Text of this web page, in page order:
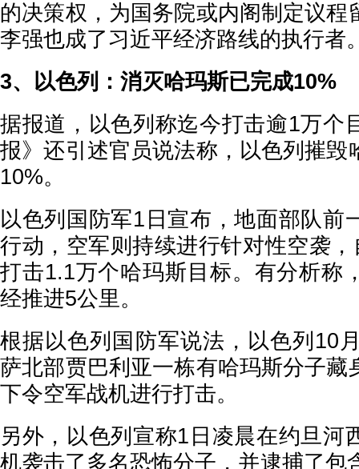
的决策权，为国务院或内阁制定议程
李强也成了习近平经济路线的执行者
3、以色列：消灭哈玛斯已完成10%
据报道，以色列称迄今打击逾1万个
报》还引述官员说法称，以色列摧毁
10%。
以色列国防军1日宣布，地面部队前
行动，空军则持续进行针对性空袭
打击1.1万个哈玛斯目标。有分析称
经推进5公里。
根据以色列国防军说法，以色列10
萨北部贾巴利亚一栋有哈玛斯分子藏
下令空军战机进行打击。
另外，以色列宣称1日凌晨在约旦河
机袭击了多名恐怖分子，并逮捕了包